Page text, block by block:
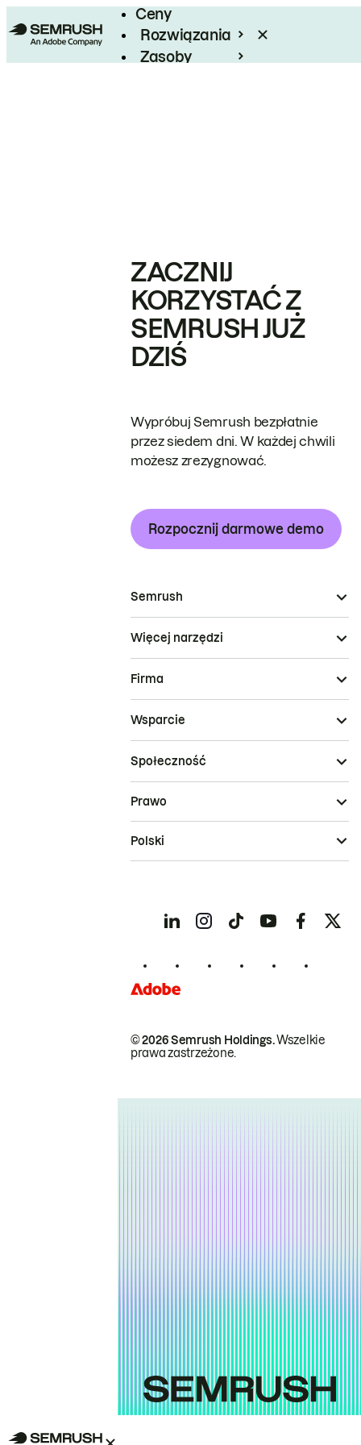
Ceny
Rozwiązania
Zasoby
ZACZNIJ
KORZYSTAĆ Z
SEMRUSH JUŻ
DZIŚ
Wypróbuj Semrush bezpłatnie
przez siedem dni. W każdej chwili
możesz zrezygnować.
Rozpocznij darmowe demo
Semrush
Więcej narzędzi
Firma
Wsparcie
Społeczność
© 2026 Semrush Holdings.Wszelkie
prawa zastrzeżone.
Prawo
Polski